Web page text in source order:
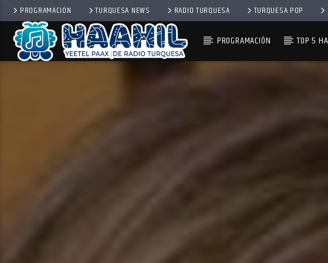
PROGRAMACIÓN TURQUESA NEWS RADIO TURQUESA TURQUESA POP
PROGRAMACIÓN TOP 5
PASAPORTE MUNDIAL